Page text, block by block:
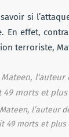
si
En effet,
terroriste,
l’auteur
49 morts et plus